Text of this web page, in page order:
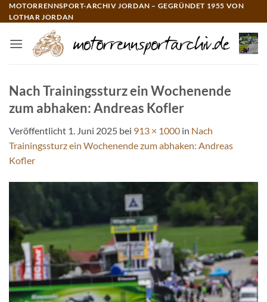
Zum
Inhalt
MOTORRENNSPORT-ARCHIV JORDAN – GEGRÜNDET 1955 VON
LOTHAR JORDAN
Nach Trainingssturz ein Wochenende
zum abhaken: Andreas Kofler
Veröffentlicht 1. Juni 2025 bei 913 × 1000 in Nach
Trainingssturz ein Wochenende zum abhaken: Andreas
Kofler